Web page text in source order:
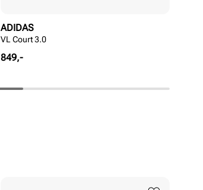
ADIDAS
VL Court 3.0
Pris
849,-